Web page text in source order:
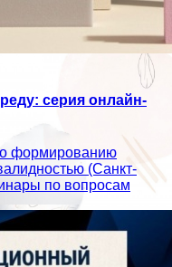
серия онлайн-
формированию
(Санкт-
по вопросам